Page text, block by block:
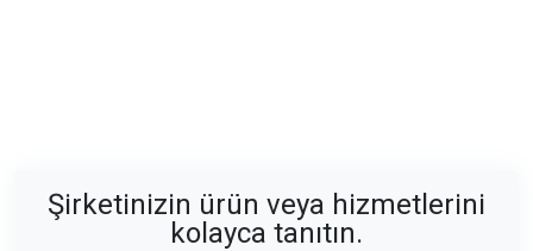
Şirketinizin ürün veya hizmetlerini
kolayca tanıtın.